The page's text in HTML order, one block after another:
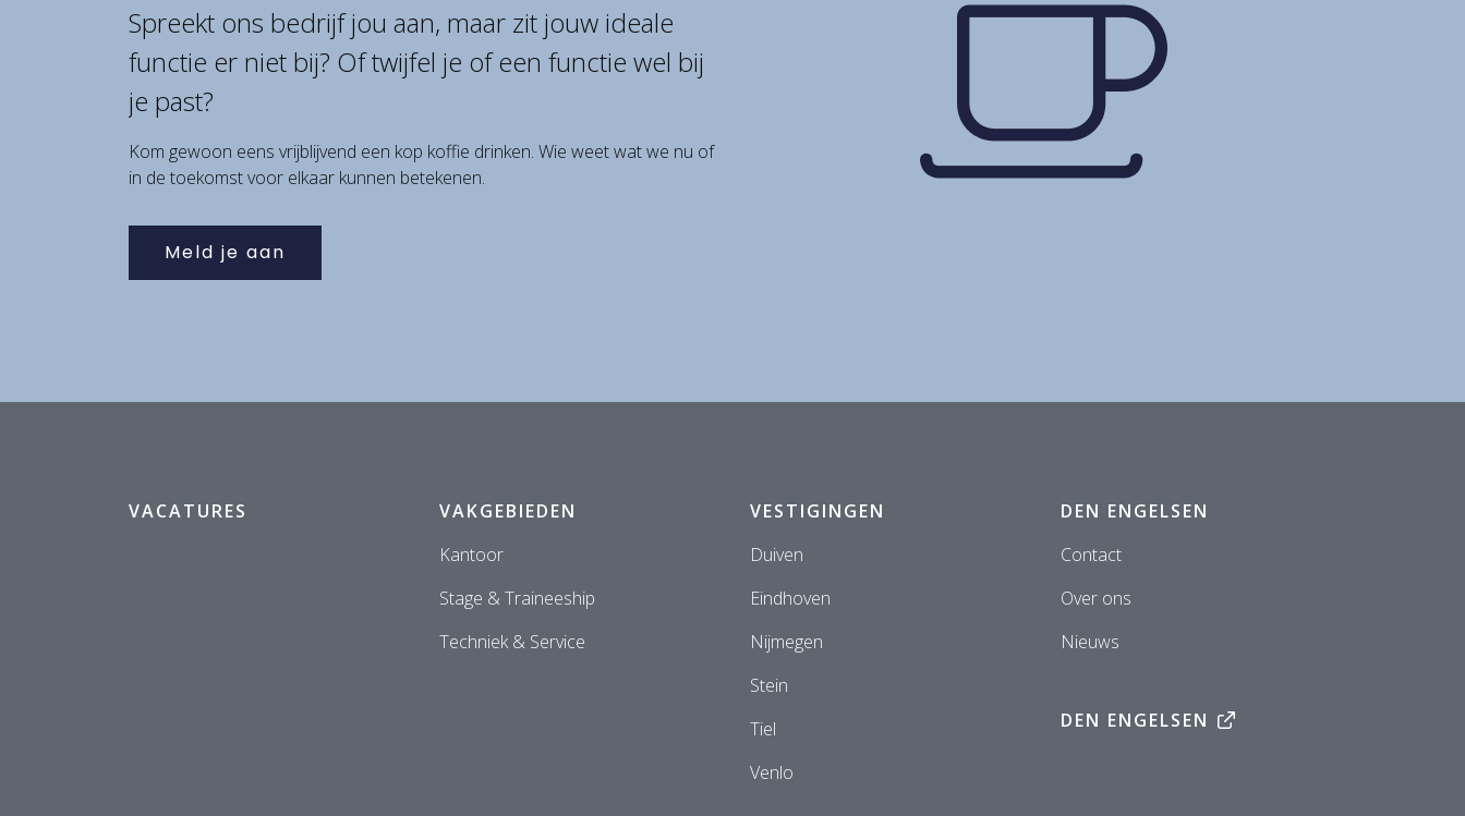
Spreekt ons bedrijf jou aan, maar zit jouw ideale
functie er niet bij? Of twijfel je of een functie wel bij
je past?
Kom gewoon eens vrijblijvend een kop koffie drinken. Wie weet wat we nu of
in de toekomst voor elkaar kunnen betekenen.
Meld je aan
VACATURES
VAKGEBIEDEN
Kantoor
Stage & Traineeship
Techniek & Service
VESTIGINGEN
Duiven
Eindhoven
Nijmegen
Stein
Tiel
Venlo
DEN ENGELSEN
Contact
Over ons
Nieuws
DEN ENGELSEN